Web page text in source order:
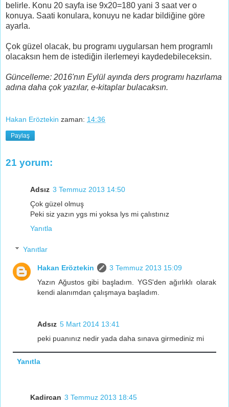
belirle. Konu 20 sayfa ise 9x20=180 yani 3 saat ver o
konuya. Saati konulara, konuyu ne kadar bildiğine göre
ayarla.
Çok güzel olacak, bu programı uygularsan hem programlı
olacaksın hem de istediğin ilerlemeyi kaydedebileceksin.
Güncelleme: 2016'nın Eylül ayında ders programı hazırlama
adına daha çok yazılar, e-kitaplar bulacaksın.
Hakan Eröztekin zaman: 14:36
Paylaş
21 yorum:
Adsız 3 Temmuz 2013 14:50
Çok güzel olmuş
Peki siz yazın ygs mi yoksa lys mi çalıstınız
Yanıtla
Yanıtlar
Hakan Eröztekin
3 Temmuz 2013 15:09
Yazın Ağustos gibi başladım. YGS'den ağırlıklı olarak
kendi alanımdan çalışmaya başladım.
Adsız 5 Mart 2014 13:41
peki puanınız nedir yada daha sınava girmediniz mi
Yanıtla
Kadircan 3 Temmuz 2013 18:45